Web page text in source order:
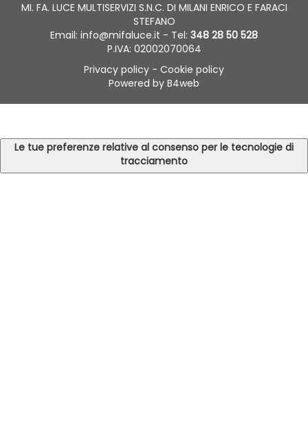
MI. FA. LUCE MULTISERVIZI S.N.C. DI MILANI ENRICO E FARACI
STEFANO
Email: info@mifaluce.it - Tel: 348 28 50 528
P.IVA: 02002070064
Privacy policy - Cookie policy
Powered by B4web
Le tue preferenze relative al consenso per le tecnologie di
tracciamento